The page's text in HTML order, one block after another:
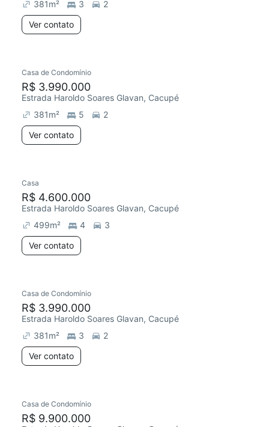
381m² 3
2
Ver contato
Redecorar
Casa de Condomínio
R$ 3.990.000
Estrada Haroldo Soares Glavan, Cacupé
381m² 5
2
Ver contato
Casa
R$ 4.600.000
Estrada Haroldo Soares Glavan, Cacupé
499m² 4
3
Ver contato
Casa de Condomínio
R$ 3.990.000
Estrada Haroldo Soares Glavan, Cacupé
381m² 3
2
Ver contato
Casa de Condomínio
R$ 9.900.000